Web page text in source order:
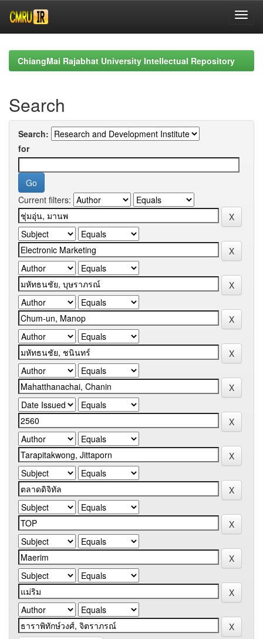
navigationChiangMai Rajabhat University Intellectual Repository
Search
Search:
for
Current filters: